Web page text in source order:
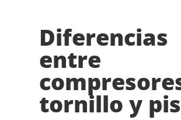
Diferencias
entre
tornillo y